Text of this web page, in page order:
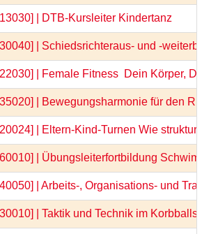
| DTB-Kursleiter Kindertanz
| Schiedsrichteraus- und -
| Female Fitness  Dein Körper,
| Bewegungsharmonie für den
| Eltern-Kind-Turnen Wie
| Übungsleiterfortbildung
| Arbeits-, Organisations- und
| Taktik und Technik im